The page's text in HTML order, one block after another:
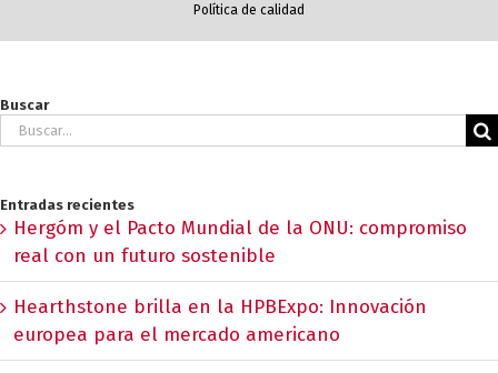
Política de calidad
Buscar
Buscar:
Entradas recientes
Hergóm y el Pacto Mundial de la ONU: compromiso
real con un futuro sostenible
Hearthstone brilla en la HPBExpo: Innovación
europea para el mercado americano